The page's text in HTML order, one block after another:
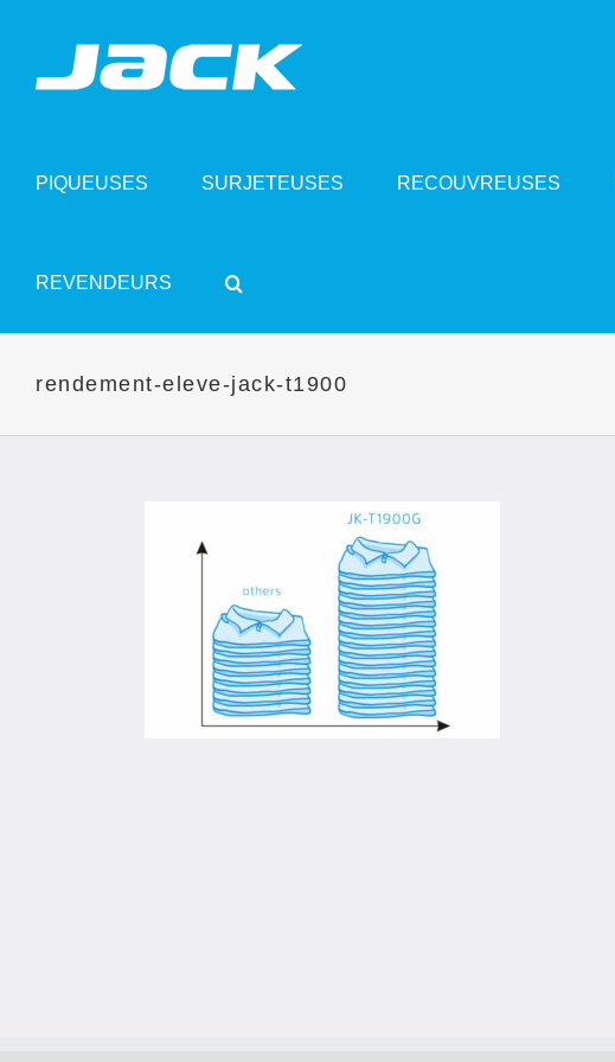
PIQUEUSES SURJETEUSES RECOUVREUSES
REVENDEURS
rendement-eleve-jack-t1900